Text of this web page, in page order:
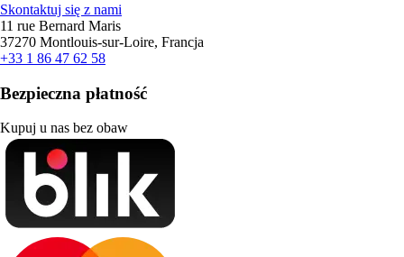
Skontaktuj się z nami
11 rue Bernard Maris
37270 Montlouis-sur-Loire, Francja
+33 1 86 47 62 58
Bezpieczna płatność
Kupuj u nas bez obaw